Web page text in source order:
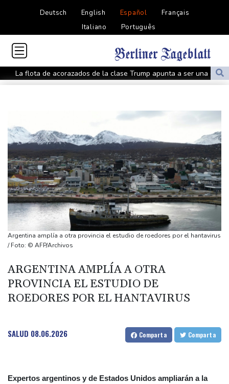
Deutsch English Español
Français
Italiano
Português
La flota de acorazados de la clase Trump apunta a ser una de
las más costosas de la historia
Kast anuncia un paquete de reformas legislativas contra el
crimen organizado en Chile
La izquierda venezolana se fisura frente a la cercanía con EEUU
EEUU y países aliados en la OEA piden una reunión
extraordinaria de cancilleres sobre Nicaragua
El gobierno de Colombia alerta sobre posibles "actos de
terrorismo" durante la investidura presidencial
Fuerzas de seguridad de Nigeria rescatan a más de 300 rehenes
Alemania alerta sobre una "nueva amenaza" tras un incidente en
un aeropuerto clave para los envíos a Ucrania
Finaliza la erupción del volcán de Fuego en Guatemala, que forzó
a una evacuación masiva
EEUU suspende importaciones de aguacate por una alerta de
Argentina amplía a otra provincia el estudio de roedores por el hantavirus
/ Foto: © AFP/Archivos
ARGENTINA AMPLÍA A OTRA
PROVINCIA EL ESTUDIO DE
ROEDORES POR EL HANTAVIRUS
SALUD 08.06.2026 Comparta Comparta
Expertos argentinos y de Estados Unidos ampliarán a la